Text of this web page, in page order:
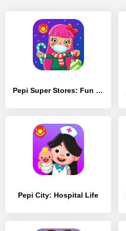
Pepi Super Stores: Fun & Games
Pepi City: Hospital Life